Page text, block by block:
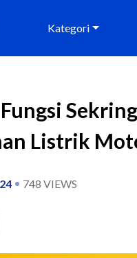
Kategori
Listrik
748 VIEWS